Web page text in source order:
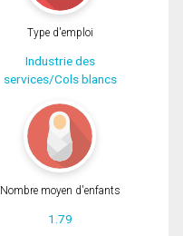
Type d'emploi
Industrie des
services/Cols blancs
Nombre moyen d'enfants
1.79